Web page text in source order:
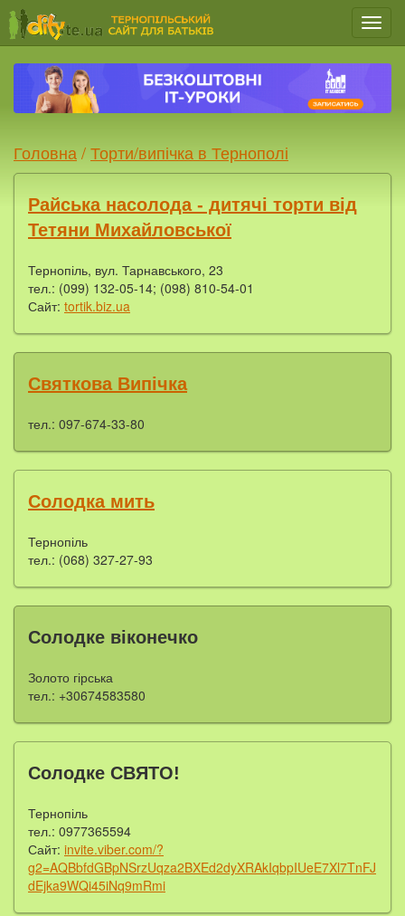
Меню
Головна /Торти/випічка в Тернополі
Райська насолода - дитячі торти від
Тетяни Михайловської
Тернопіль, вул. Тарнавського, 23
тел.: (099) 132-05-14; (098) 810-54-01
Сайт: tortik.biz.ua
Святкова Випічка
тел.: 097-674-33-80
Солодка мить
Тернопіль
тел.: (068) 327-27-93
Солодке віконечко
Золото гірська
тел.: +30674583580
Солодке СВЯТО!
Тернопіль
тел.: 0977365594
Сайт: invite.viber.com/?
g2=AQBbfdGBpNSrzUqza2BXEd2dyXRAkIqbpIUeE7Xl7TnFJ
dEjka9WQi45iNq9mRmi